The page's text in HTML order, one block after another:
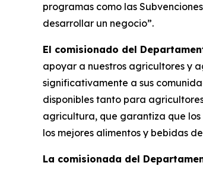
programas como las
desarrollar un negocio”.
El comisionado del
apoyar a nuestros agricultores y
significativamente a sus
disponibles tanto para
agricultura, que garantiza que
los mejores alimentos y bebidas
La comisionada del